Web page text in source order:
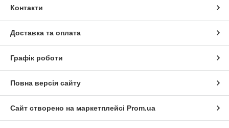
Контакти
Доставка та оплата
Графік роботи
Повна версія сайту
Сайт створено на маркетплейсі Prom.ua